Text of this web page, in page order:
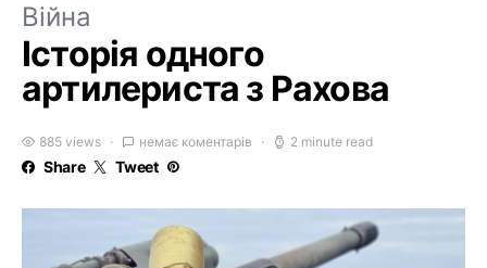
Війна
Історія одного
артилериста з Рахова
885 views немає коментарів 2 minute read
Share Tweet